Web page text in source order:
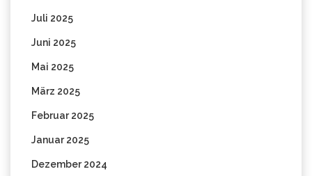
Juli 2025
Juni 2025
Mai 2025
März 2025
Februar 2025
Januar 2025
Dezember 2024